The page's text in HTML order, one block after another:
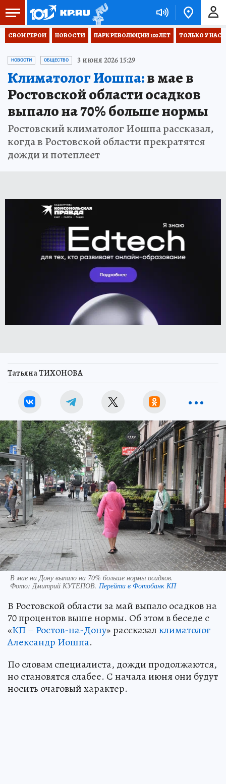
СВОИ ГЕРОИ НОВОСТИ ПАРК РЕВОЛЮЦИИ 100 ЛЕТ ТОЛЬКО У НАС
НОВОСТИ ОБЩЕСТВО 3 июня 2026 15:29
Климатолог Иошпа:в мае в
Ростовской области осадков
выпало на 70% больше нормы
Ростовский климатолог Иошпа рассказал,
когда в Ростовской области прекратятся
дожди и потеплеет
Татьяна ТИХОНОВА
В мае на Дону выпало на 70% больше нормы осадков.
Фото: Дмитрий КУТЕПОВ. Перейти в Фотобанк КП
В Ростовской области за май выпало осадков на
70 процентов выше нормы. Об этом в беседе с
«КП – Ростов-на-Дону» рассказалклиматолог
Александр Иошпа.
По словам специалиста, дожди продолжаются,
но становятся слабее. С начала июня они будут
носить очаговый характер.